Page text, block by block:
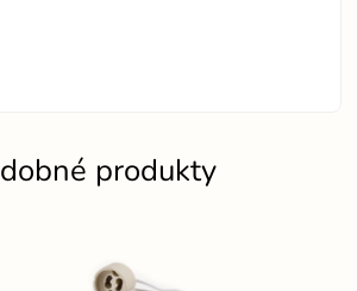
produkty